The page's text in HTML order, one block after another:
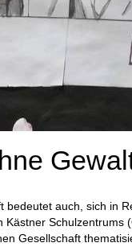
bedeutet auch, sich in
Gesellschaft